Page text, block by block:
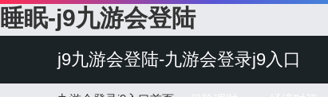
睡眠-j9九游会登陆
j9九游会登陆-九游会登录j9入口